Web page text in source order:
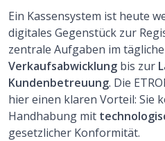
Ein Kassensystem ist heute
digitales Gegenstück zur
zentrale Aufgaben im
Verkaufsabwicklung bis zur
Kundenbetreuung. Die
hier einen klaren Vorteil: Sie
Handhabung mit
gesetzlicher Konformität.